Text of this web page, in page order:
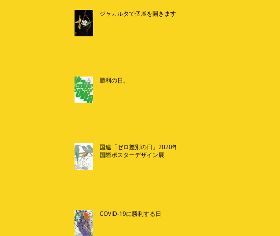
ジャカルタで個展を開きます。
勝利の日。
国連「ゼロ差別の日」2020年
国際ポスターデザイン展
COVID-19に勝利する日